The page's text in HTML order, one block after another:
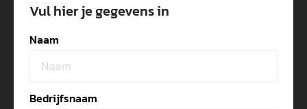
Vul hier je gegevens in
Naam
Bedrijfsnaam